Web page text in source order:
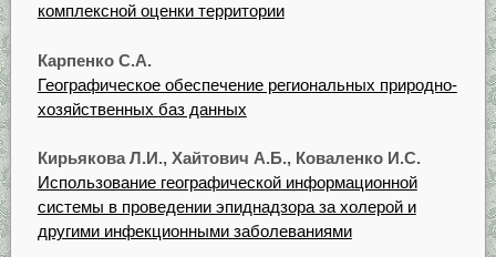
комплексной оценки территории
Карпенко С.А.
Географическое обеспечение региональных природно-
хозяйственных баз данных
Кирьякова Л.И., Хайтович А.Б., Коваленко И.С.
Использование географической информационной
системы в проведении эпиднадзора за холерой и
другими инфекционными заболеваниями